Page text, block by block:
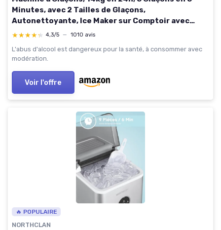
Minutes, avec 2 Tailles de Glaçons,
Autonettoyante, Ice Maker sur Comptoir avec
Poignée, pour la Maison/Cuisine/Camping/Bar
★★★★★
★★★★★ 4,3/5 — 1010 avis
L'abus d'alcool est dangereux pour la santé, à consommer avec
modération.
Voir l'offre
🔥 POPULAIRE
NORTHCLAN